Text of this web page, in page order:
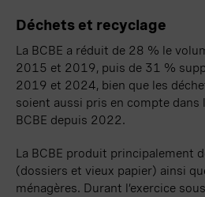
Déchets et recyclage
La BCBE a réduit de 28 % le
2015 et 2019, puis de 31 %
2019 et 2024, bien que les
soient aussi pris en compte dans
BCBE depuis 2022.
La BCBE produit principalement
(dossiers et vieux papier) ainsi
ménagères. Durant l’exercice